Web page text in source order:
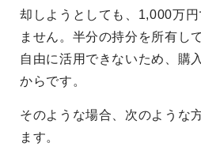
却しようとしても、1,000万
ません。半分の持分を所有し
自由に活用できないため、購
からです。
そのような場合、次のような
ます。